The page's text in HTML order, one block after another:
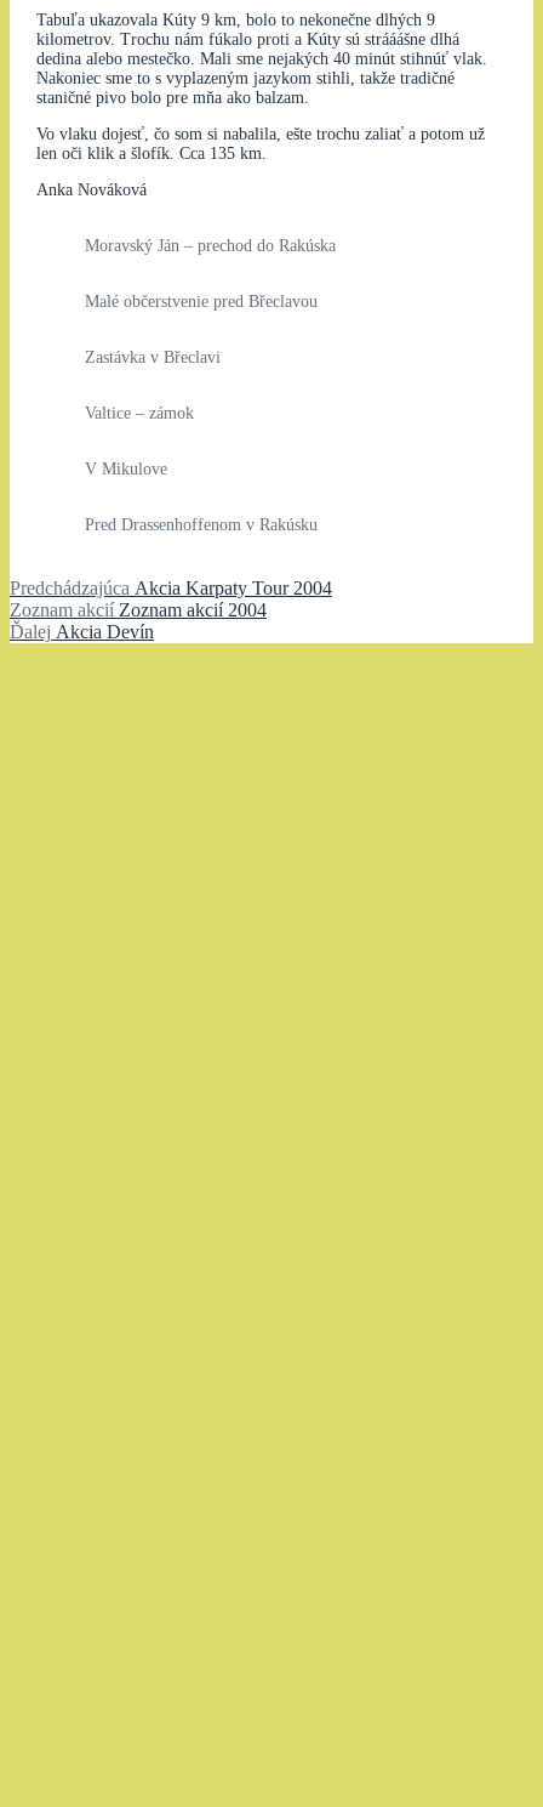
Tabuľa ukazovala Kúty 9 km, bolo to nekonečne dlhých 9
kilometrov. Trochu nám fúkalo proti a Kúty sú strááášne dlhá
dedina alebo mestečko. Mali sme nejakých 40 minút stihnúť vlak.
Nakoniec sme to s vyplazeným jazykom stihli, takže tradičné
staničné pivo bolo pre mňa ako balzam.
Vo vlaku dojesť, čo som si nabalila, ešte trochu zaliať a potom už
len oči klik a šlofík. Cca 135 km.
Anka Nováková
Moravský Ján – prechod do Rakúska
Malé občerstvenie pred Břeclavou
Zastávka v Břeclavi
Valtice – zámok
V Mikulove
Pred Drassenhoffenom v Rakúsku
Navigácia
v
Predchádzajúca Predchádzajúci
článok:
Akcia Karpaty Tour 2004
Zoznam akcií Zoznam
akcií:
Zoznam akcií 2004
Ďalej Ďalší
Akcia Devín